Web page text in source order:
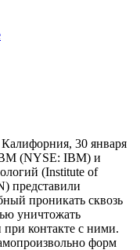
30 января
(NYSE: IBM) и
(Institute of
представили
проникать сквозь
уничтожать
контакте с ними.
форм